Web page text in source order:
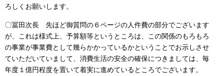
ろしくお願いします。
〇冨田次長 先ほど御質問の６ページの人件費の部分でございます
が、これは様式上、予算額等というところは、この関係のもろもろ
の事業が事業費として幾らかかっているかということでお示しさせ
ていただいていまして、消費生活の安全の確保につきましては、毎
年度１億円程度を置いて着実に進めているところでございます。